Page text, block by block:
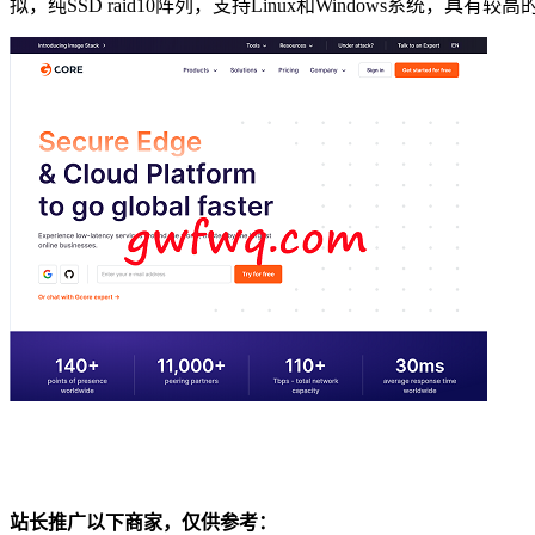
拟，纯SSD raid10阵列，支持Linux和Windows系统，具有较高
站长推广以下商家，仅供参考：